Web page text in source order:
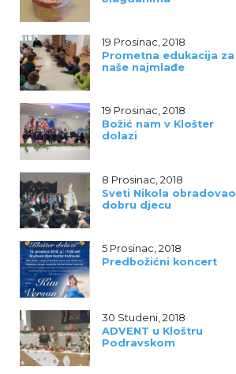
19 Prosinac, 2018
Prometna edukacija za
naše najmlađe
19 Prosinac, 2018
Božić nam v Klošter
dolazi
8 Prosinac, 2018
Sveti Nikola obradovao
dobru djecu
5 Prosinac, 2018
Predbožićni koncert
30 Studeni, 2018
ADVENT u Kloštru
Podravskom